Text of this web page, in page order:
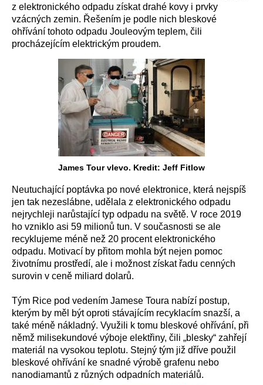
z elektronického odpadu získat drahé kovy i prvky
vzácných zemin. Řešením je podle nich bleskové
ohřívání tohoto odpadu Jouleovým teplem, čili
procházejícím elektrickým proudem.
James Tour vlevo. Kredit: Jeff Fitlow
Neutuchající poptávka po nové elektronice, která nejspíš
jen tak nezeslábne, udělala z elektronického odpadu
nejrychleji narůstající typ odpadu na světě. V roce 2019
ho vzniklo asi 59 milionů tun. V současnosti se ale
recyklujeme méně než 20 procent elektronického
odpadu. Motivací by přitom mohla být nejen pomoc
životnímu prostředí, ale i možnost získat řadu cenných
surovin v ceně miliard dolarů.
Tým Rice pod vedením Jamese Toura nabízí postup,
kterým by měl být oproti stávajícím recyklacím snazší, a
také méně nákladný. Využili k tomu bleskové ohřívání, při
němž milisekundové výboje elektřiny, čili „blesky“ zahřejí
materiál na vysokou teplotu. Stejný tým již dříve použil
bleskové ohřívání ke snadné výrobě grafenu nebo
nanodiamantů z různých odpadních materiálů.